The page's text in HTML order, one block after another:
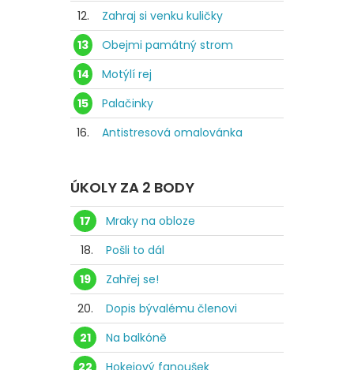
12.
Zahraj si venku kuličky
13
Obejmi památný strom
14
Motýlí rej
15
Palačinky
16.
Antistresová omalovánka
ÚKOLY ZA 2 BODY
17
Mraky na obloze
18.
Pošli to dál
19
Zahřej se!
20.
Dopis bývalému členovi
21
Na balkóně
22
Hokejový fanoušek